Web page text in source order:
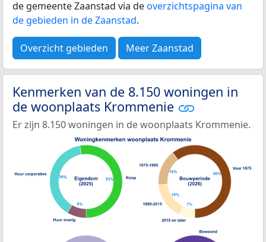
de gemeente Zaanstad via deoverzichtspagina van
de gebieden in de Zaanstad.
Overzicht gebieden Meer Zaanstad
Kenmerken van de 8.150 woningen in
de woonplaats Krommenie
Er zijn 8.150 woningen in de woonplaats Krommenie.